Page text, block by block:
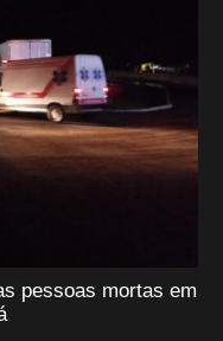
pessoas mortas em